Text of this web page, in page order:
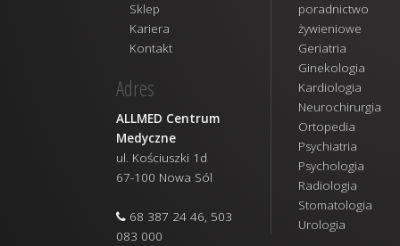
Sklep
Kariera
Kontakt
Adres
ALLMED Centrum
Medyczne
ul. Kościuszki 1d
67-100 Nowa Sól
68 387 24 46, 503
083 000
poradnictwo
żywieniowe
Geriatria
Ginekologia
Kardiologia
Neurochirurgia
Ortopedia
Psychiatria
Psychologia
Radiologia
Stomatologia
Urologia